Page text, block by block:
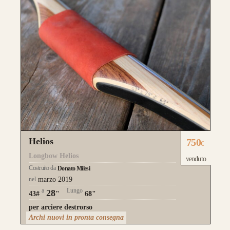
Rispetto ad Helios, Alben segue le
caratteristiche del modello Ashramcon 4
lamine di legno,due di tasso e due di
bambù.
Fibre di vetro color Nero.
da 890€
CONFIGURA E ORDINA IL
TUO LONGBOW
Helios
Longbow Helios
Costruito da Donato Milesi
nel marzo 2019
43# a 28" Lungo 68"
per arciere destrorso
750€
venduto
Archi nuovi in pronta consegna